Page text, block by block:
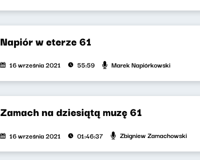
Napiór w eterze 61
16 września 2021 55:59 Marek Napiórkowski
Zamach na dziesiątą muzę 61
16 września 2021 01:46:37 Zbigniew Zamachowski